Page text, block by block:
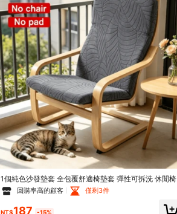
1個純色沙發墊套 全包覆舒適椅墊套 彈性可拆洗 休閒椅
套 適用於客廳陽台飯店
回購率高的顧客 僅剩3件
NT$187 -15%